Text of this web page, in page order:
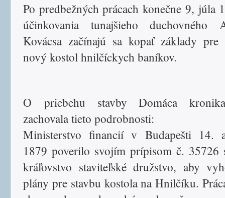
Po predbežných prácach konečne 9, júla
účinkovania tunajšieho duchovného
Kovácsa začínajú sa kopať základy pre
nový kostol hnilčíckych baníkov.
O priebehu stavby Domáca
zachovala tieto podrobnosti:
Ministerstvo financií v Budapešti 14.
1879 poverilo svojím prípisom č. 35726
kráľovstvo staviteľské družstvo, aby
plány pre stavbu kostola na Hnilčíku.